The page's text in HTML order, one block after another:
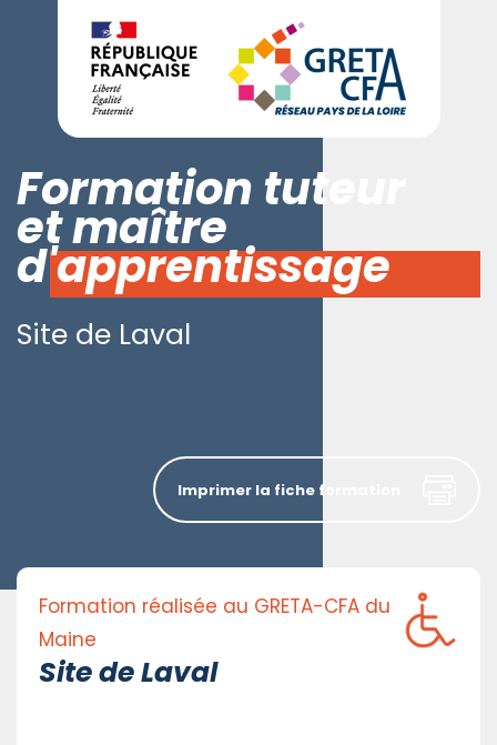
Formation tuteur
et maître
d'apprentissage
Site de Laval
Formation réalisée au GRETA-CFA du
Maine
Site de Laval
Imprimer la fiche formation